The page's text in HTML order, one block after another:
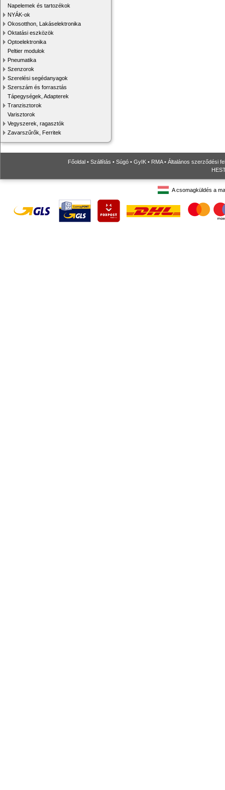
Napelemek és tartozékok
NYÁK-ok
Okosotthon, Lakáselektronika
Oktatási eszközök
Optoelektronika
Peltier modulok
Pneumatika
Szenzorok
Szerelési segédanyagok
Szerszám és forrasztás
Tápegységek, Adapterek
Tranzisztorok
Varisztorok
Vegyszerek, ragasztók
Zavarszűrők, Ferritek
Főoldal • Szállítás • Súgó • GyIK • RMA• Általános szerződési
A csomagküldés a